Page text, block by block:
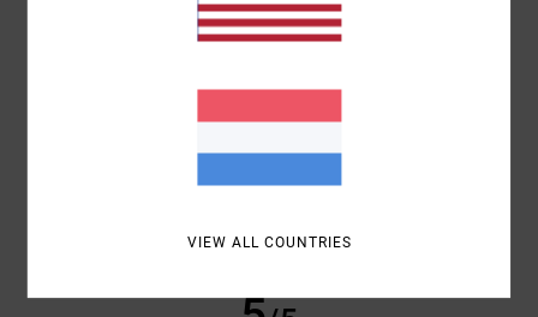
5.0
VIEW ALL COUNTRIES